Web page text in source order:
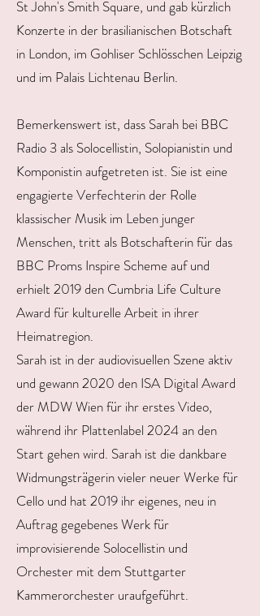
St John's Smith Square, und gab kürzlich
Konzerte in der brasilianischen Botschaft
in London, im Gohliser Schlösschen Leipzig
und im Palais Lichtenau Berlin.
Bemerkenswert ist, dass Sarah bei BBC
Radio 3 als Solocellistin, Solopianistin und
Komponistin aufgetreten ist. Sie ist eine
engagierte Verfechterin der Rolle
klassischer Musik im Leben junger
Menschen, tritt als Botschafterin für das
BBC Proms Inspire Scheme auf und
erhielt 2019 den Cumbria Life Culture
Award für kulturelle Arbeit in ihrer
Heimatregion.
Sarah ist in der audiovisuellen Szene aktiv
und gewann 2020 den ISA Digital Award
der MDW Wien für ihr erstes Video,
während ihr Plattenlabel 2024 an den
Start gehen wird. Sarah ist die dankbare
Widmungsträgerin vieler neuer Werke für
Cello und hat 2019 ihr eigenes, neu in
Auftrag gegebenes Werk für
improvisierende Solocellistin und
Orchester mit dem Stuttgarter
Kammerorchester uraufgeführt.